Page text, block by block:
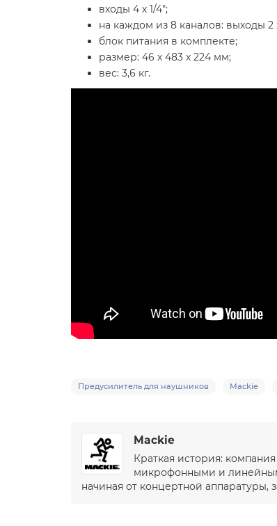
входы 4 х 1/4";
на каждом из 8 каналов: выходы 2
блок питания в комплекте;
размер: 46 х 483 х 224 мм;
вес: 3,6 кг.
Предусилитель для наушников Mackie
Mackie
Краткая история:
микрофонными и
начиная от концертной